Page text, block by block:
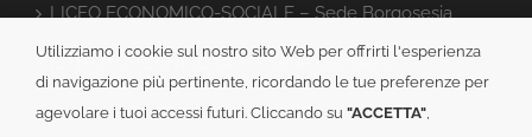
LICEO ECONOMICO-SOCIALE – Sede Borgosesia
ISTITUTO TECNICO CAT – Sede Gattinara
Utilizziamo i cookie sul nostro sito Web per offrirti l'esperienza
di navigazione più pertinente, ricordando le tue preferenze per
agevolare i tuoi accessi futuri. Cliccando su "ACCETTA"